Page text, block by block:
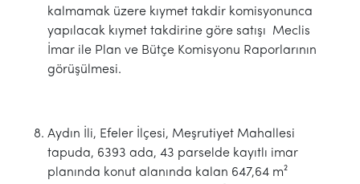
kalmamak üzere kıymet takdir komisyonunca
yapılacak kıymet takdirine göre satışı Meclis
İmar ile Plan ve Bütçe Komisyonu Raporlarının
görüşülmesi.
Aydın İli, Efeler İlçesi, Meşrutiyet Mahallesi
tapuda, 6393 ada, 43 parselde kayıtlı imar
planında konut alanında kalan 647,64 m²